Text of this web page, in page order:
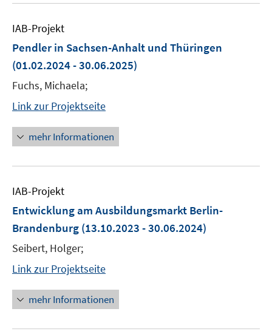
IAB-Projekt
Pendler in Sachsen-Anhalt und Thüringen
(01.02.2024 - 30.06.2025)
Fuchs, Michaela;
Link zur Projektseite
mehr Informationen
IAB-Projekt
Entwicklung am Ausbildungsmarkt Berlin-
Brandenburg (13.10.2023 - 30.06.2024)
Seibert, Holger;
Link zur Projektseite
mehr Informationen